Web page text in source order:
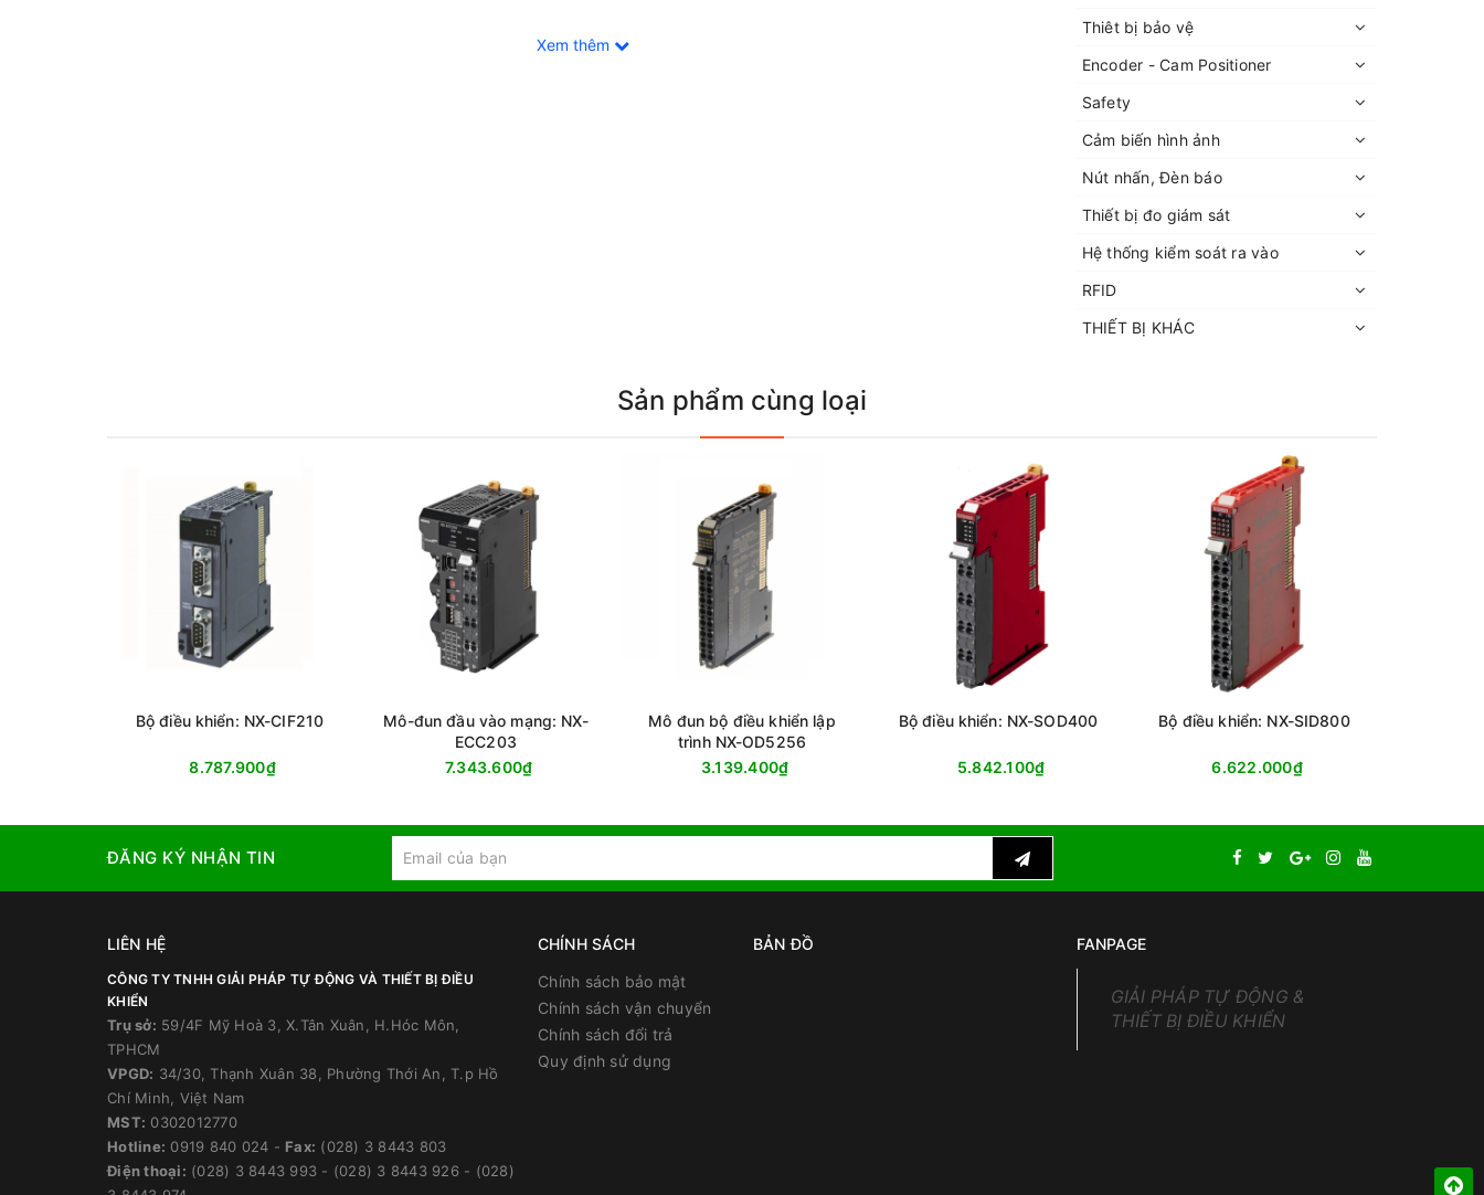
Xem thêm
Thiêt bị bảo vệ
Encoder - Cam Positioner
Safety
Cảm biến hình ảnh
Nút nhấn, Đèn báo
Thiết bị đo giám sát
Hệ thống kiểm soát ra vào
RFID
THIẾT BỊ KHÁC
Sản phẩm cùng loại
Bộ điều khiển: NX-CIF210
8.787.900₫
Mô-đun đầu vào mạng: NX-
ECC203
7.343.600₫
Mô đun bộ điều khiển lập
trình NX-OD5256
3.139.400₫
Bộ điều khiển: NX-SOD400
5.842.100₫
Bộ điều khiển: NX-SID800
6.622.000₫
ĐĂNG KÝ NHẬN TIN
LIÊN HỆ
CÔNG TY TNHH GIẢI PHÁP TỰ ĐỘNG VÀ THIẾT BỊ ĐIỀU
KHIỂN
Trụ sở: 59/4F Mỹ Hoà 3, X.Tân Xuân, H.Hóc Môn,
TPHCM
VPGD: 34/30, Thạnh Xuân 38, Phường Thới An, T.p Hồ
Chí Minh, Việt Nam
MST: 0302012770
Hotline: 0919 840 024 - Fax: (028) 3 8443 803
Điện thoại: (028) 3 8443 993 - (028) 3 8443 926 - (028)
CHÍNH SÁCH
Chính sách bảo mật
Chính sách vận chuyển
Chính sách đổi trả
Quy định sử dụng
BẢN ĐỒ FANPAGE
GIẢI PHÁP TỰ ĐỘNG &
THIẾT BỊ ĐIỀU KHIỂN